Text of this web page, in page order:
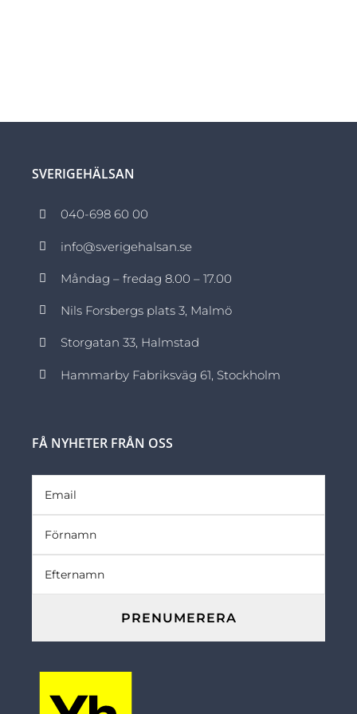
SVERIGEHÄLSAN
040-698 60 00
info@sverigehalsan.se
Måndag – fredag 8.00 – 17.00
Nils Forsbergs plats 3, Malmö
Storgatan 33, Halmstad
Hammarby Fabriksväg 61, Stockholm
FÅ NYHETER FRÅN OSS